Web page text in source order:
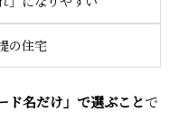
の住宅
ド名だけ」で選ぶことで